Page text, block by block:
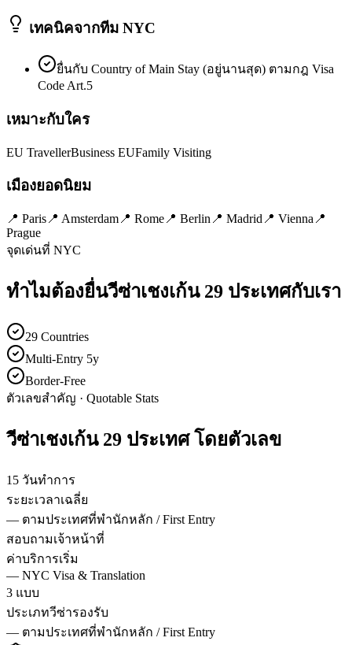
เทคนิคจากทีม NYC
ยื่นกับ Country of Main Stay (อยู่นานสุด) ตามกฎ Visa
Code Art.5
เหมาะกับใคร
EU TravellerBusiness EUFamily Visiting
เมืองยอดนิยม
📍 Paris 📍 Amsterdam 📍 Rome 📍 Berlin 📍 Madrid 📍 Vienna 📍
Prague
จุดเด่นที่ NYC
ทำไมต้องยื่นวีซ่าเชงเก้น 29 ประเทศกับเรา
29 Countries
Multi-Entry 5y
Border-Free
ตัวเลขสำคัญ · Quotable Stats
วีซ่าเชงเก้น 29 ประเทศ โดยตัวเลข
15 วันทำการ
ระยะเวลาเฉลี่ย
— ตามประเทศที่พำนักหลัก / First Entry
สอบถามเจ้าหน้าที่
ค่าบริการเริ่ม
— NYC Visa & Translation
3 แบบ
ประเภทวีซ่ารองรับ
— ตามประเทศที่พำนักหลัก / First Entry